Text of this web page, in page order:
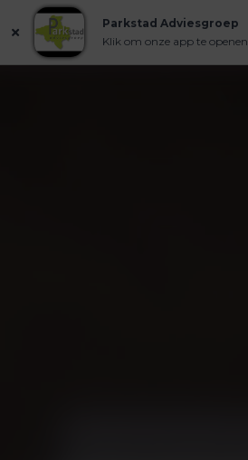
Parkstad Adviesgroep
Klik om onze app te openen